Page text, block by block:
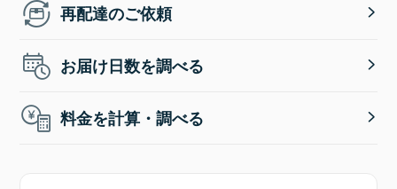
再配達のご依頼
お届け日数を調べる
料金を計算・調べる